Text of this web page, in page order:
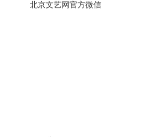
北京文艺网官方微信